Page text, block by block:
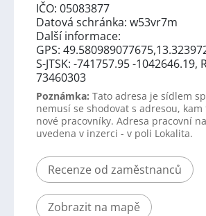
IČO: 05083877
Datová schránka: w53vr7m
Další informace:
GPS:
S-JTSK: -741757.95 -1042646.19,
73460303
Poznámka: Tato adresa je sídlem
nemusí se shodovat s adresou,
nové pracovníky. Adresa pracovní
uvedena v inzerci - v poli Lokalita.
Recenze od zaměstnanců
Zobrazit na mapě